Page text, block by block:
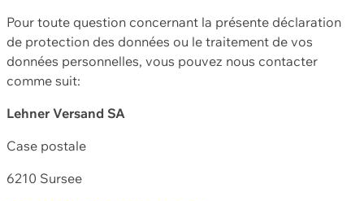
Pour toute question concernant la présente déclaration
de protection des données ou le traitement de vos
données personnelles, vous pouvez nous contacter
comme suit:
Lehner Versand SA
Case postale
6210 Sursee